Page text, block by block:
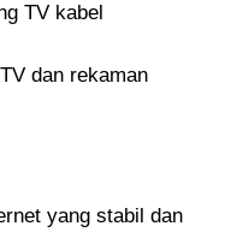
TV kabel
dan rekaman
yang stabil dan